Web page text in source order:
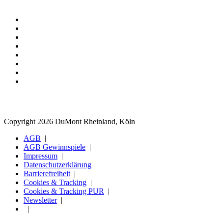
Copyright 2026 DuMont Rheinland, Köln
AGB
AGB Gewinnspiele
Impressum
Datenschutzerklärung
Barrierefreiheit
Cookies & Tracking
Cookies & Tracking PUR
Newsletter